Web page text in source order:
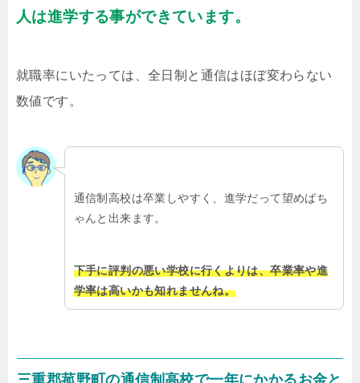
人は進学する事ができています。
就職率にいたっては、全日制と通信はほぼ変わらない
数値です。
通信制高校は卒業しやすく、進学だって望めばち
ゃんと出来ます。
下手に評判の悪い学校に行くよりは、卒業率や進
学率は高いかも知れませんね。